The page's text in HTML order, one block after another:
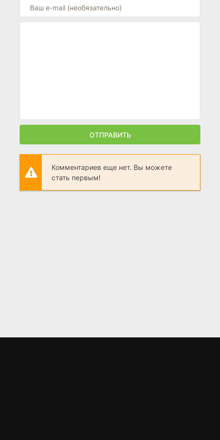
ОТПРАВИТЬ
Комментариев еще нет. Вы можете
стать первым!